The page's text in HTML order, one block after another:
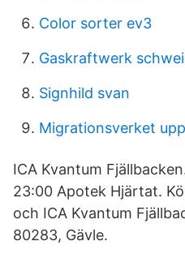
Color sorter ev3
Gaskraftwerk
Signhild svan
Migrationsverket
ICA Kvantum
23:00 Apotek Hjärtat.
och ICA Kvantum
80283, Gävle.